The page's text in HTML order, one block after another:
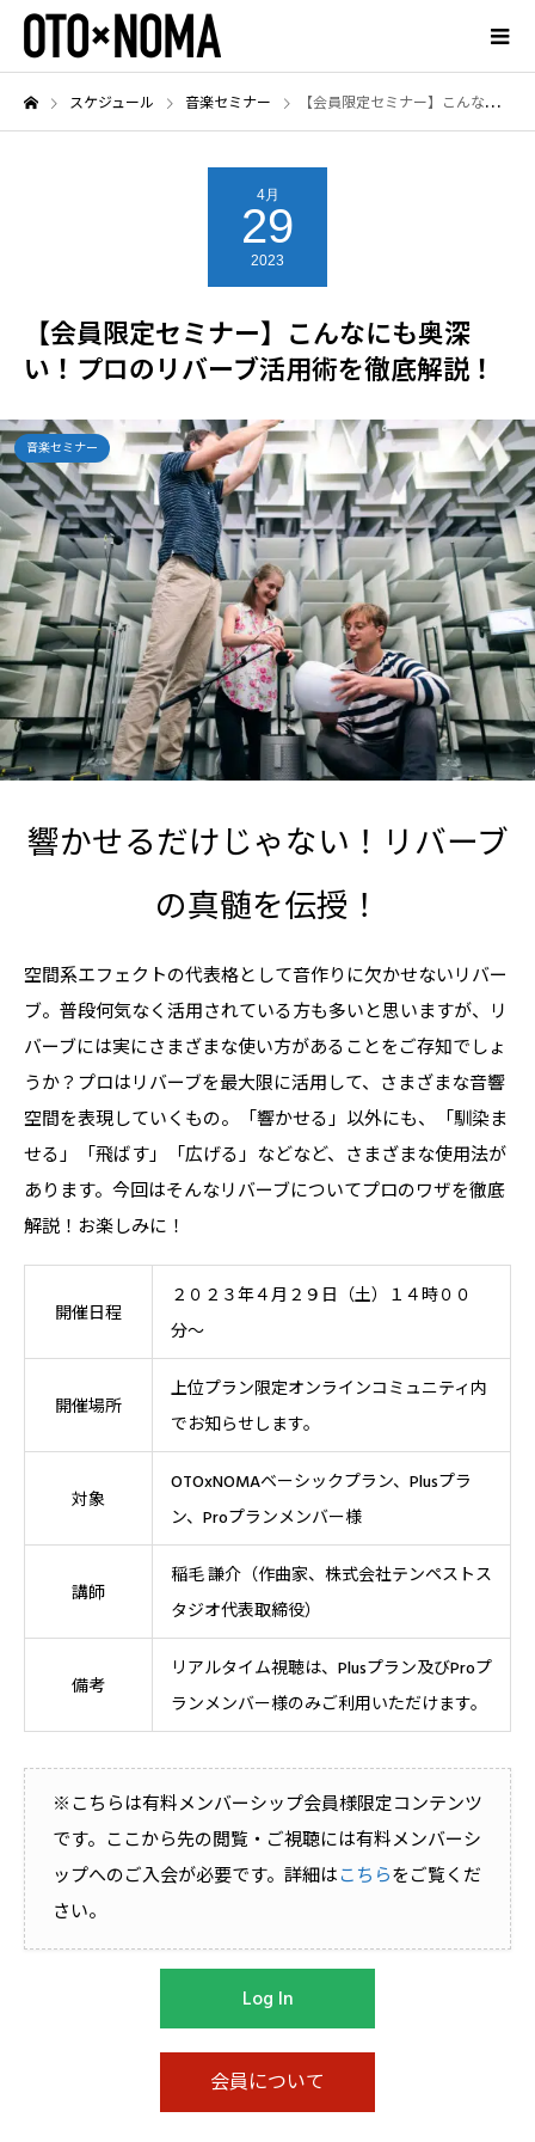
スケジュール 音楽セミナー 【会員限定セミナー】こんなにも奥深い！プロのリバーブ活用術を徹底解説！
4月
29
2023
【会員限定セミナー】こんなにも奥深
い！プロのリバーブ活用術を徹底解説！
音楽セミナー
響かせるだけじゃない！リバーブ
の真髄を伝授！
空間系エフェクトの代表格として音作りに欠かせないリバー
ブ。普段何気なく活用されている方も多いと思いますが、リ
バーブには実にさまざまな使い方があることをご存知でしょ
うか？プロはリバーブを最大限に活用して、さまざまな音響
空間を表現していくもの。「響かせる」以外にも、「馴染ま
せる」「飛ばす」「広げる」などなど、さまざまな使用法が
あります。今回はそんなリバーブについてプロのワザを徹底
解説！お楽しみに！
開催日程
２０２３年４月２９日（土）１４時００
分〜
開催場所
上位プラン限定オンラインコミュニティ内
でお知らせします。
対象
OTOxNOMAベーシックプラン、Plusプラ
ン、Proプランメンバー様
講師
稲毛 謙介（作曲家、株式会社テンペストス
タジオ代表取締役）
備考
リアルタイム視聴は、Plusプラン及びProプ
ランメンバー様のみご利用いただけます。
※こちらは有料メンバーシップ会員様限定コンテンツ
です。ここから先の閲覧・ご視聴には有料メンバーシ
ップへのご入会が必要です。詳細はこちらをご覧くだ
さい。
Log In
会員について